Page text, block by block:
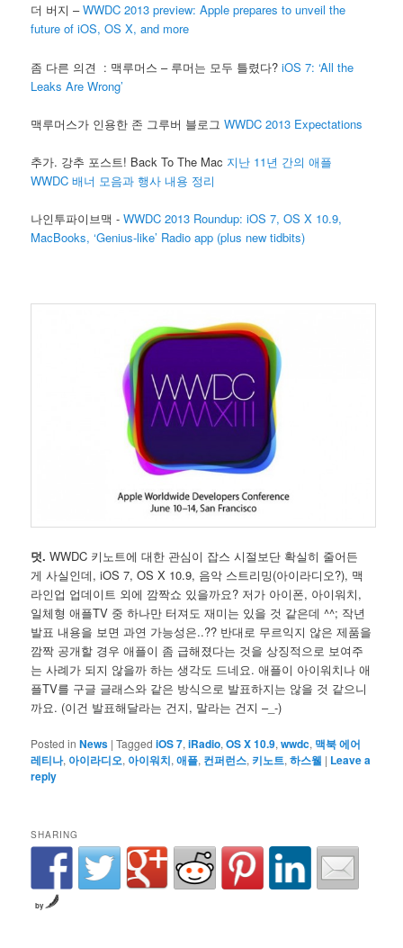
더 버지 –WWDC 2013 preview: Apple prepares to unveil the
future of iOS, OS X, and more
좀 다른 의견 : 맥루머스 – 루머는 모두 틀렸다?iOS 7: ‘All the
Leaks Are Wrong’
맥루머스가 인용한 존 그루버 블로그WWDC 2013 Expectations
추가. 강추 포스트! Back To The Mac 지난 11년 간의 애플
WWDC 배너 모음과 행사 내용 정리
나인투파이브맥 - WWDC 2013 Roundup: iOS 7, OS X 10.9,
MacBooks, ‘Genius-like’ Radio app (plus new tidbits)
덧. WWDC 키노트에 대한 관심이 잡스 시절보단 확실히 줄어든
게 사실인데, iOS 7, OS X 10.9, 음악 스트리밍(아이라디오?), 맥
라인업 업데이트 외에 깜짝쇼 있을까요? 저가 아이폰, 아이워치,
일체형 애플TV 중 하나만 터져도 재미는 있을 것 같은데 ^^; 작년
발표 내용을 보면 과연 가능성은..?? 반대로 무르익지 않은 제품을
깜짝 공개할 경우 애플이 좀 급해졌다는 것을 상징적으로 보여주
는 사례가 되지 않을까 하는 생각도 드네요. 애플이 아이워치나 애
플TV를 구글 글래스와 같은 방식으로 발표하지는 않을 것 같으니
까요. (이건 발표해달라는 건지, 말라는 건지 –_-)
Posted in News |Tagged iOS 7,iRadio,OS X 10.9,wwdc, 맥북 에어
레티나, 아이라디오, 아이워치,애플, 컨퍼런스, 키노트,하스웰 | Leave a
reply
SHARING
by